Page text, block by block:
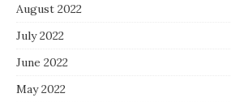
August 2022
July 2022
June 2022
May 2022